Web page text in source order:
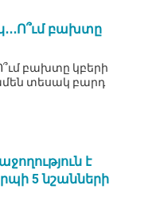
բախտը
բախտը կբերի
տեսակ բարդ
է
5 նշանների